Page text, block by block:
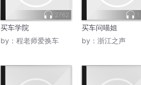
2762
买车学院
by： 程老师爱换车
买车问喵姐
by： 浙江之声